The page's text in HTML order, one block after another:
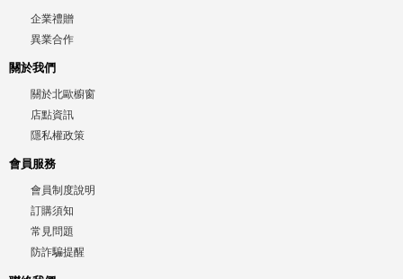
企業禮贈
異業合作
關於我們
關於北歐櫥窗
店點資訊
隱私權政策
會員服務
會員制度說明
訂購須知
常見問題
防詐騙提醒